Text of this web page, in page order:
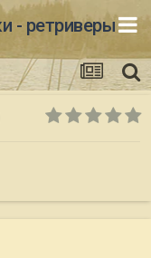
- ретриверы